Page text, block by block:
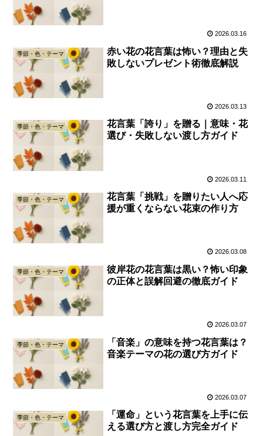
2026.03.16
季節・色・テーマ
赤い花の花言葉は怖い？理由と失
敗しないプレゼント術徹底解説
2026.03.13
季節・色・テーマ
花言葉「誇り」を贈る｜意味・花
選び・失敗しない渡し方ガイド
2026.03.11
季節・色・テーマ
花言葉「挑戦」を贈りたい人へ応
援が重くならない花束の作り方
2026.03.08
季節・色・テーマ
彼岸花の花言葉は黒い？怖い印象
の正体と誤解回避の徹底ガイド
2026.03.07
季節・色・テーマ
「音楽」の意味を持つ花言葉は？
音楽テーマの花の選び方ガイド
2026.03.07
季節・色・テーマ
「運命」という花言葉を上手に伝
える選び方と渡し方完全ガイド